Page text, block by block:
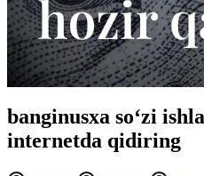
banginusxa so‘zi
internetda qidiring